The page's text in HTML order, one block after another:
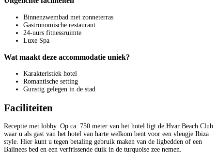
Binnenzwembad met zonneterras
Gastronomische restaurant
24-uurs fitnessruimte
Luxe Spa
Wat maakt deze accommodatie uniek?
Karakteristiek hotel
Romantische setting
Gunstig gelegen in de stad
Faciliteiten
Receptie met lobby. Op ca. 750 meter van het hotel ligt de Hvar Beach Club
waar u als gast van het hotel van harte welkom bent voor een vleugje Ibiza
style. Hier kunt u tegen betaling gebruik maken van de ligbedden of een
Balinees bed en een verfrissende duik in de turquoise zee nemen.